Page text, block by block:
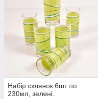
Набір склянок 6шт по
230мл, зелені.